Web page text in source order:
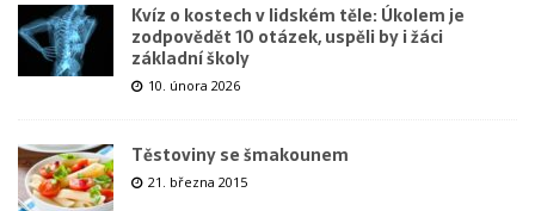
Kvíz o kostech v lidském těle: Úkolem je
zodpovědět 10 otázek, uspěli by i žáci
základní školy
10. února 2026
Těstoviny se šmakounem
21. března 2015